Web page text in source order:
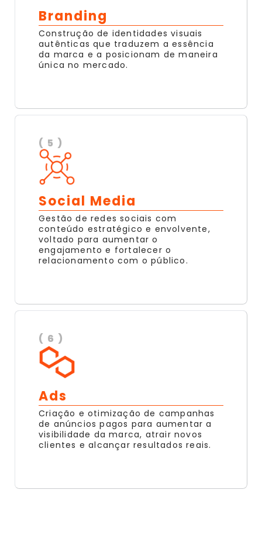
Branding
Construção de identidades visuais
autênticas que traduzem a essência
da marca e a posicionam de maneira
única no mercado.
( 5 )
Social Media
Gestão de redes sociais com
conteúdo estratégico e envolvente,
voltado para aumentar o
engajamento e fortalecer o
relacionamento com o público.
( 6 )
Ads
Criação e otimização de campanhas
de anúncios pagos para aumentar a
visibilidade da marca, atrair novos
clientes e alcançar resultados reais.